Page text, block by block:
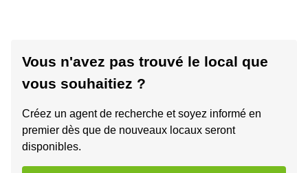
Vous n'avez pas trouvé le local que
vous souhaitiez ?
Créez un agent de recherche et soyez informé en
premier dès que de nouveaux locaux seront
disponibles.